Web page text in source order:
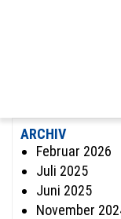
ARCHIV
Februar 2026
Juli 2025
Juni 2025
November